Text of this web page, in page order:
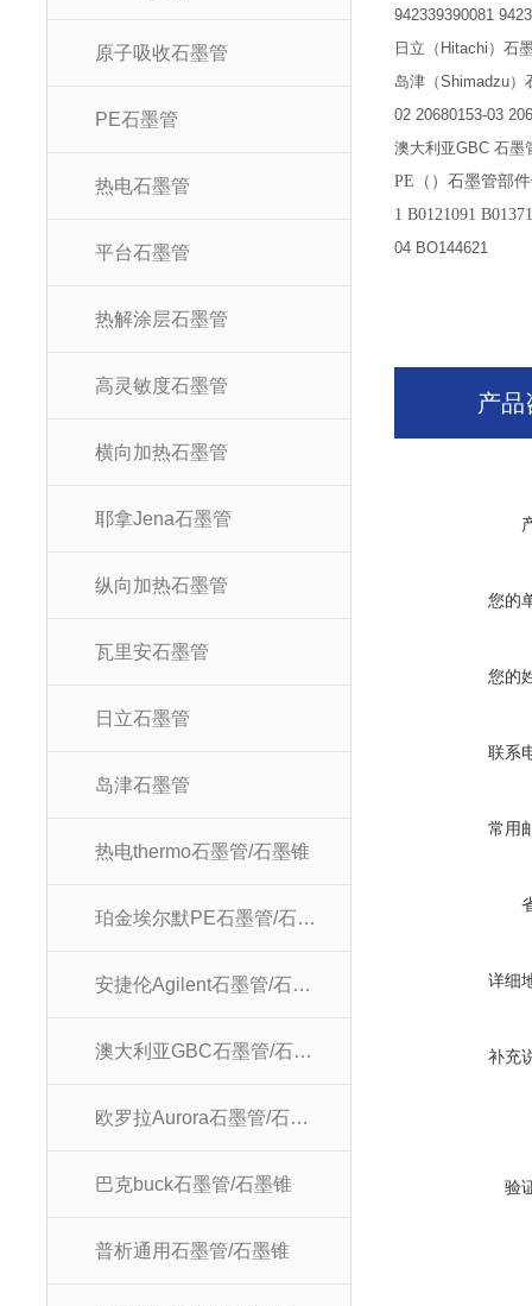
原子吸收石墨管
PE石墨管
热电石墨管
平台石墨管
热解涂层石墨管
高灵敏度石墨管
横向加热石墨管
耶拿Jena石墨管
纵向加热石墨管
瓦里安石墨管
日立石墨管
岛津石墨管
热电thermo石墨管/石墨锥
珀金埃尔默PE石墨管/石墨锥
安捷伦Agilent石墨管/石墨锥
澳大利亚GBC石墨管/石墨锥
欧罗拉Aurora石墨管/石墨锥
巴克buck石墨管/石墨锥
普析通用石墨管/石墨锥
942339390081
日立（Hitachi）石
岛津（Shimadzu）
02 20680153-03
澳大利亚GBC 石墨
PE（）石墨管部件
1 B0121091
04 BO144621
产品
您的
您的
联系
常用
详细
补充
验